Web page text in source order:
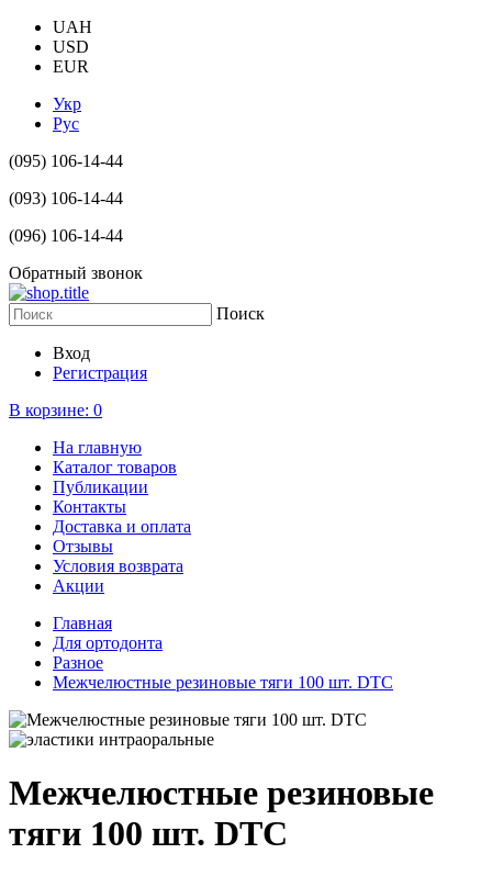
UAH
USD
EUR
Укр
Рус
(095) 106-14-44
(093) 106-14-44
(096) 106-14-44
Обратный звонок
Поиск
Вход
Регистрация
В корзине: 0
На главную
Каталог товаров
Публикации
Контакты
Доставка и оплата
Отзывы
Условия возврата
Акции
Главная
Для ортодонта
Разное
Межчелюстные резиновые тяги 100 шт. DTC
Межчелюстные резиновые
тяги 100 шт. DTC